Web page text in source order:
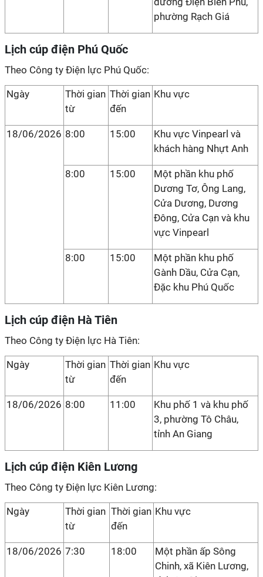
phường Rạch Giá
Lịch cúp điện Phú Quốc
Theo Công ty Điện lực Phú Quốc:
Ngày
Thời gian
từ
Thời gian
đến
Khu vực
18/06/2026 8:00 15:00
Khu vực Vinpearl và
khách hàng Nhựt Anh
8:00 15:00
Một phần khu phố
Dương Tơ, Ông Lang,
Cửa Dương, Dương
Đông, Cửa Cạn và khu
vực Vinpearl
8:00 15:00
Một phần khu phố
Gành Dầu, Cửa Cạn,
Đặc khu Phú Quốc
Lịch cúp điện Hà Tiên
Theo Công ty Điện lực Hà Tiên:
Ngày
Thời gian
từ
Thời gian
đến
Khu vực
18/06/2026 8:00 11:00
Khu phố 1 và khu phố
3, phường Tô Châu,
tỉnh An Giang
Lịch cúp điện Kiên Lương
Theo Công ty Điện lực Kiên Lương:
Ngày
Thời gian
từ
Thời gian
đến
Khu vực
18/06/2026 7:30 18:00
Một phần ấp Sông
Chinh, xã Kiên Lương,